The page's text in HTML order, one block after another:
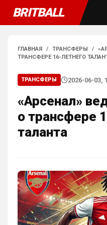
BRITBALL
ГЛАВНАЯ / ТРАНСФЕРЫ /
ТРАНСФЕРЕ 16-ЛЕТНЕГО
ТРАНСФЕРЫ 2026-06-03,
«Арсенал»
о трансфере
таланта